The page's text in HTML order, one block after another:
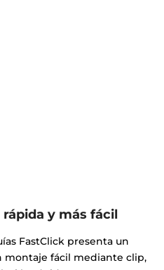
y más fácil
FastClick presenta un
montaje fácil mediante clip,